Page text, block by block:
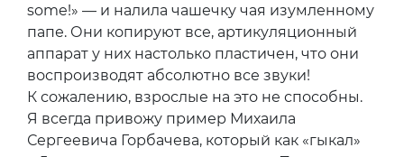
some!» — и налила чашечку чая изумленному
папе. Они копируют все, артикуляционный
аппарат у них настолько пластичен, что они
воспроизводят абсолютно все звуки!
К сожалению, взрослые на это не способны.
Я всегда привожу пример Михаила
Сергеевича Горбачева, который как «гыкал»